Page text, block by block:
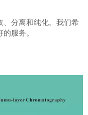
、分离和纯化。我们希
服务。